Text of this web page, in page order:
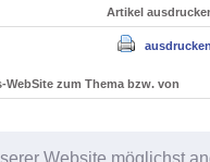
Artikel
ausdrucken
zum Thema bzw. von